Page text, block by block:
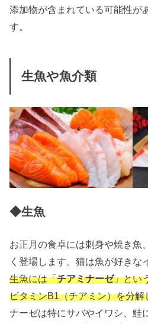
添加物が含まれている可能性が
す。
生魚や魚介類
◆生魚
お正月の食卓には刺身や焼き魚
く登場します。猫は魚が好きな
生魚には「チアミナーゼ」とい
ビタミンB1（チアミン）を分解
ナーゼは特にサバやイワシ、鮭